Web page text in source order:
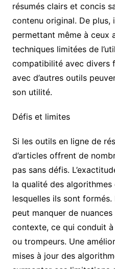
résumés clairs et concis
contenu original. De
permettant même à ceux
techniques limitées de
compatibilité avec divers
avec d’autres outils
son utilité.
Défis et limites
Si les outils en ligne de
d’articles offrent de
pas sans défis.
la qualité des algorithmes
lesquelles ils sont formés.
peut manquer de
contexte, ce qui conduit
ou trompeurs. Une
mises à jour des